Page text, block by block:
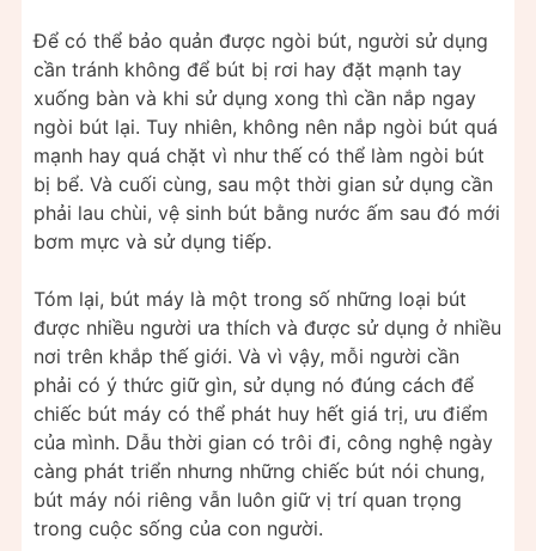
Để có thể bảo quản được ngòi bút, người sử dụng
cần tránh không để bút bị rơi hay đặt mạnh tay
xuống bàn và khi sử dụng xong thì cần nắp ngay
ngòi bút lại. Tuy nhiên, không nên nắp ngòi bút quá
mạnh hay quá chặt vì như thế có thể làm ngòi bút
bị bể. Và cuối cùng, sau một thời gian sử dụng cần
phải lau chùi, vệ sinh bút bằng nước ấm sau đó mới
bơm mực và sử dụng tiếp.
Tóm lại, bút máy là một trong số những loại bút
được nhiều người ưa thích và được sử dụng ở nhiều
nơi trên khắp thế giới. Và vì vậy, mỗi người cần
phải có ý thức giữ gìn, sử dụng nó đúng cách để
chiếc bút máy có thể phát huy hết giá trị, ưu điểm
của mình. Dẫu thời gian có trôi đi, công nghệ ngày
càng phát triển nhưng những chiếc bút nói chung,
bút máy nói riêng vẫn luôn giữ vị trí quan trọng
trong cuộc sống của con người.